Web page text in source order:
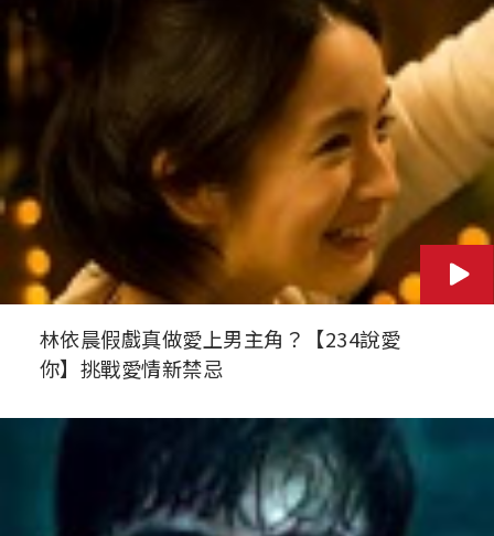
林依晨假戲真做愛上男主角？【234說愛
你】挑戰愛情新禁忌